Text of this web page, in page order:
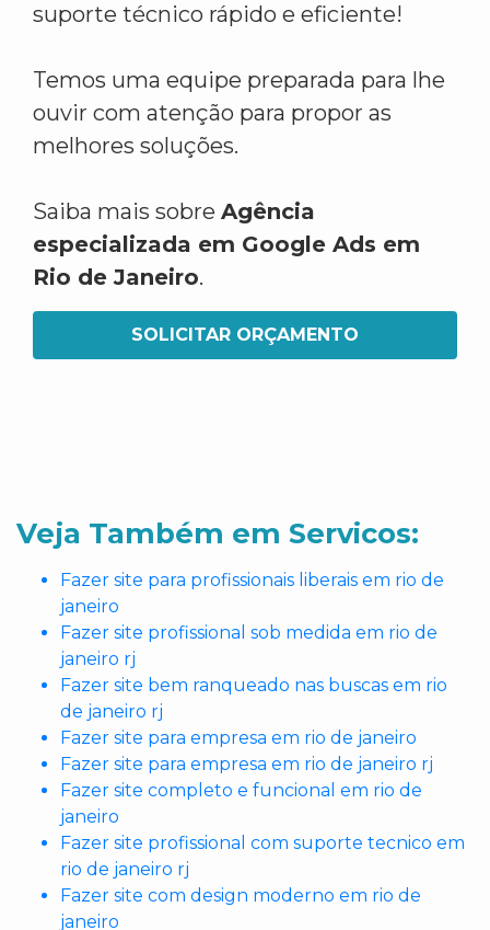
suporte técnico rápido e eficiente!
Temos uma equipe preparada para lhe
ouvir com atenção para propor as
melhores soluções.
Saiba mais sobre Agência
especializada em Google Ads em
Rio de Janeiro.
SOLICITAR ORÇAMENTO
Veja Também em Servicos:
Fazer site para profissionais liberais em rio de
janeiro
Fazer site profissional sob medida em rio de
janeiro rj
Fazer site bem ranqueado nas buscas em rio
de janeiro rj
Fazer site para empresa em rio de janeiro
Fazer site para empresa em rio de janeiro rj
Fazer site completo e funcional em rio de
janeiro
Fazer site profissional com suporte tecnico em
rio de janeiro rj
Fazer site com design moderno em rio de
janeiro